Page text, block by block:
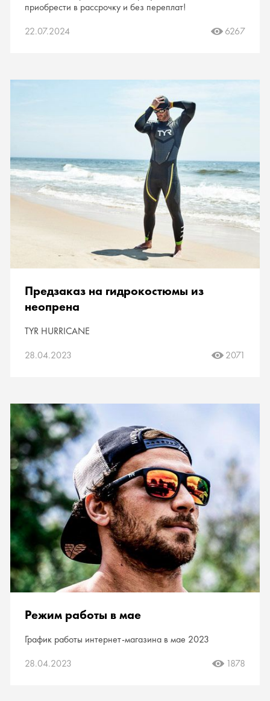
приобрести в рассрочку и без переплат!
22.07.2024 6267
Предзаказ на гидрокостюмы из
неопрена
TYR HURRICANE
28.04.2023 2071
Режим работы в мае
График работы интернет-магазина в мае 2023
28.04.2023 1878